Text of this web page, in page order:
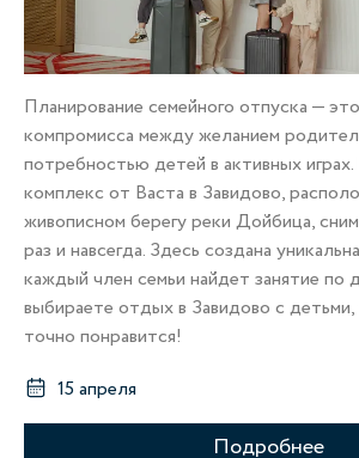
Планирование семейного отпуска —
компромисса между желанием
потребностью детей в активных
комплекс от Васта в Завидово,
живописном берегу реки Дойбица,
раз и навсегда. Здесь создана
каждый член семьи найдет занятие по
выбираете отдых в Завидово с
точно понравится!
15 апреля
Подробнее